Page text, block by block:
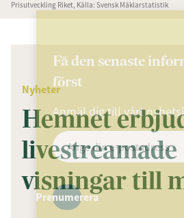
Prisutveckling Riket, Källa: Svensk Mäklarstatistik
ANNONS
Nyheter
Hemnet
livestreamade
visningar till
Få den senaste
först
Anmäl dig till vårt
Prenumerera